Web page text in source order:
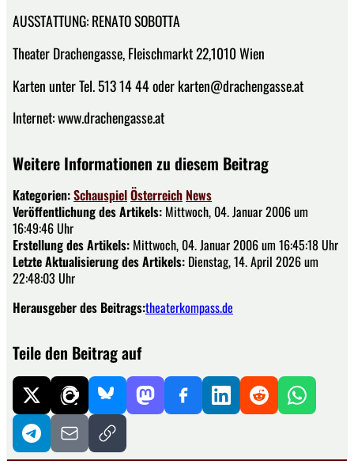
AUSSTATTUNG: RENATO SOBOTTA
Theater Drachengasse, Fleischmarkt 22,1010 Wien
Karten unter Tel. 513 14 44 oder karten@drachengasse.at
Internet: www.drachengasse.at
Weitere Informationen zu diesem Beitrag
Kategorien:SchauspielÖsterreich News
Veröffentlichung des Artikels: Mittwoch, 04. Januar 2006 um
16:49:46 Uhr
Erstellung des Artikels: Mittwoch, 04. Januar 2006 um 16:45:18 Uhr
Letzte Aktualisierung des Artikels: Dienstag, 14. April 2026 um
22:48:03 Uhr
Herausgeber des Beitrags:theaterkompass.de
Teile den Beitrag auf